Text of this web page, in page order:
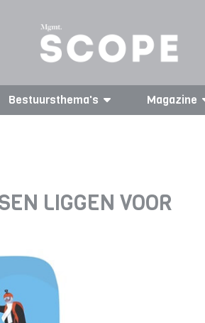
Bestuursthema's Magazine
LIGGEN VOOR